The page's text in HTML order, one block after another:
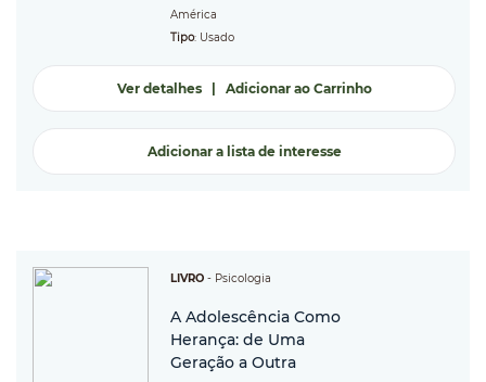
América
Tipo: Usado
Ver detalhes| Adicionar ao Carrinho
Adicionar a lista de interesse
LIVRO - Psicologia
A Adolescência Como
Herança: de Uma
Geração a Outra